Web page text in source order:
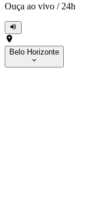
Ouça ao vivo / 24h
Belo Horizonte